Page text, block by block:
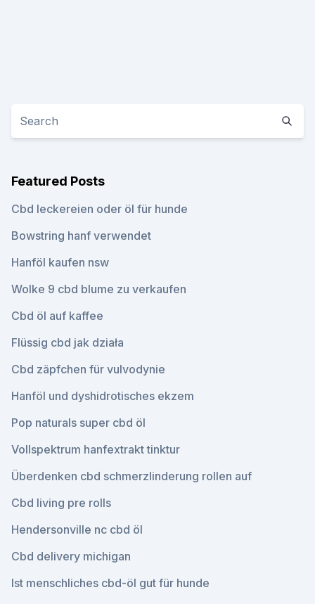
Featured Posts
Cbd leckereien oder öl für hunde
Bowstring hanf verwendet
Hanföl kaufen nsw
Wolke 9 cbd blume zu verkaufen
Cbd öl auf kaffee
Flüssig cbd jak działa
Cbd zäpfchen für vulvodynie
Hanföl und dyshidrotisches ekzem
Pop naturals super cbd öl
Vollspektrum hanfextrakt tinktur
Überdenken cbd schmerzlinderung rollen auf
Cbd living pre rolls
Hendersonville nc cbd öl
Cbd delivery michigan
Ist menschliches cbd-öl gut für hunde